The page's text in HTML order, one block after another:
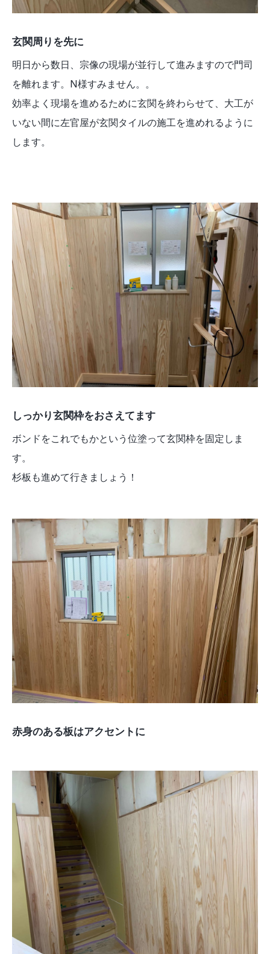
玄関周りを先に
明日から数日、宗像の現場が並行して進みますので門司
を離れます。N様すみません。。
効率よく現場を進めるために玄関を終わらせて、大工が
いない間に左官屋が玄関タイルの施工を進めれるように
します。
しっかり玄関枠をおさえてます
ボンドをこれでもかという位塗って玄関枠を固定しま
す。
杉板も進めて行きましょう！
赤身のある板はアクセントに